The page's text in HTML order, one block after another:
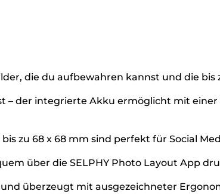
die du aufbewahren kannst und die bis
der integrierte Akku ermöglicht mit einer
zu 68 x 68 mm sind perfekt für Social
über die SELPHY Photo Layout App
überzeugt mit ausgezeichneter